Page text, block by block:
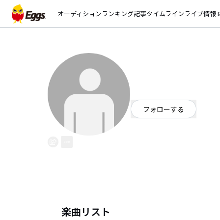
オーディションランキング記事タイムラインライブ情報
フォローする
楽曲リスト